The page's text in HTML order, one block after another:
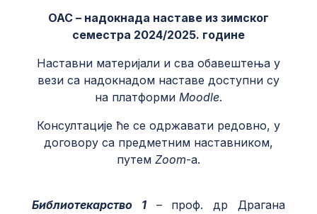
ОАС – надокнада наставе из зимског
семестра 2024/2025. године
Наставни материјали и сва обавештења у
вези са надокнадом наставе доступни су
на платформи Moodle.
Консултације ће се одржавати редовно, у
договору са предметним наставником,
путем Zoom-а.
Библиотекарство 1– проф. др Драгана